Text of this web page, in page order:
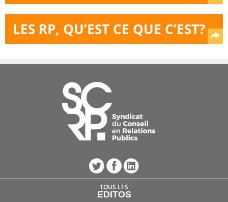
LES RP, QU’EST CE QUE C’EST?
TOUS LES
EDITOS